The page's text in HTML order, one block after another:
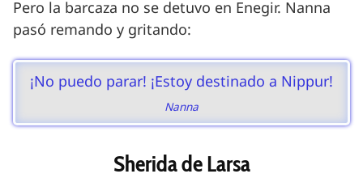
Pero la barcaza no se detuvo en Enegir. Nanna
pasó remando y gritando:
¡No puedo parar! ¡Estoy destinado a Nippur!
Nanna
Sherida de Larsa